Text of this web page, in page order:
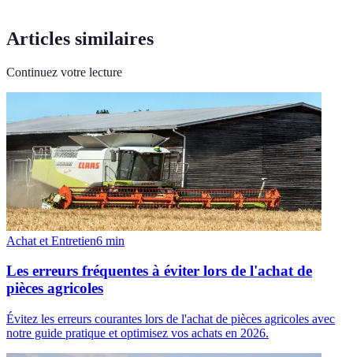
Articles similaires
Continuez votre lecture
Achat et Entretien6 min
Les erreurs fréquentes à éviter lors de l'achat de
pièces agricoles
Évitez les erreurs courantes lors de l'achat de pièces agricoles avec
notre guide pratique et optimisez vos achats en 2026.